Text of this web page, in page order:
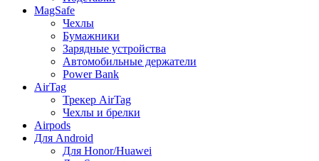
MagSafe
Чехлы
Бумажники
Зарядные устройства
Автомобильные держатели
Power Bank
AirTag
Трекер AirTag
Чехлы и брелки
Airpods
Для Android
Для Honor/Huawei